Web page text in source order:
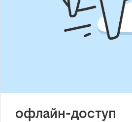
офлайн-доступ